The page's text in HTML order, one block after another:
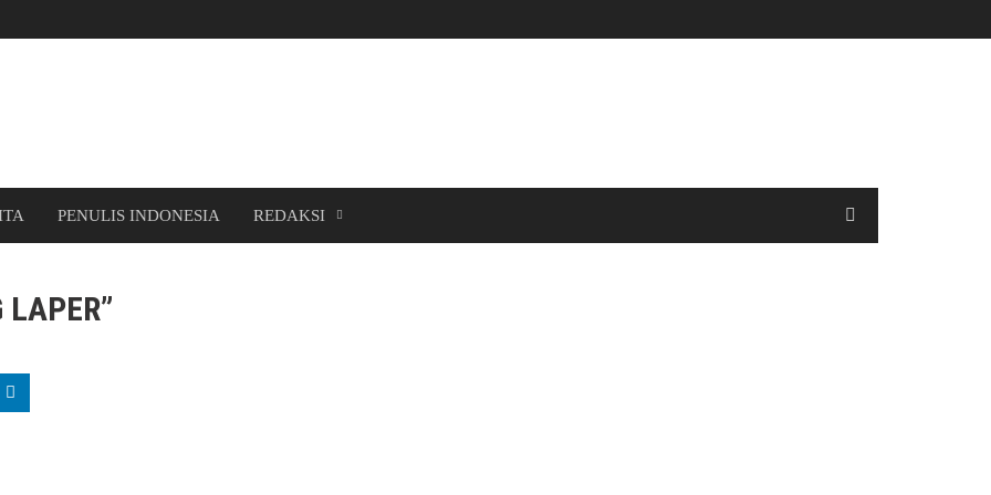
PENULIS INDONESIA REDAKSI